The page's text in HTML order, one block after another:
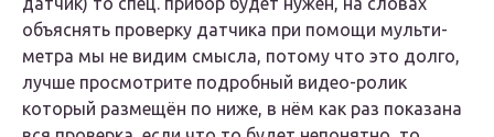
объяснять проверку датчика при помощи мульти-
метра мы не видим смысла, потому что это долго,
лучше просмотрите подробный видео-ролик
который размещён по ниже, в нём как раз показана